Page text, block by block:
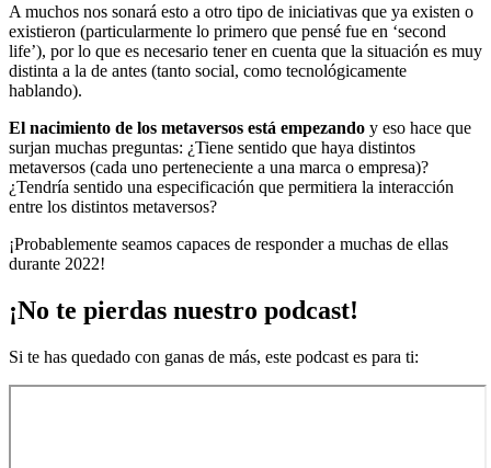
A muchos nos sonará esto a otro tipo de iniciativas que ya existen o
existieron (particularmente lo primero que pensé fue en ‘second
life’), por lo que es necesario tener en cuenta que la situación es muy
distinta a la de antes (tanto social, como tecnológicamente
hablando).
El nacimiento de los metaversos está empezando y eso hace que
surjan muchas preguntas: ¿Tiene sentido que haya distintos
metaversos (cada uno perteneciente a una marca o empresa)?
¿Tendría sentido una especificación que permitiera la interacción
entre los distintos metaversos?
¡Probablemente seamos capaces de responder a muchas de ellas
durante 2022!
¡No te pierdas nuestro podcast!
Si te has quedado con ganas de más, este podcast es para ti: